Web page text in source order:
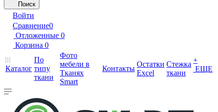
Поиск
Войти
Сравнение0
Отложенные 0
Корзина 0
Каталог
По
типу
ткани
Фото
мебели в
Тканях
Smart
Контакты
Остатки
Excel
Стежка
ткани
+
ЕЩЕ